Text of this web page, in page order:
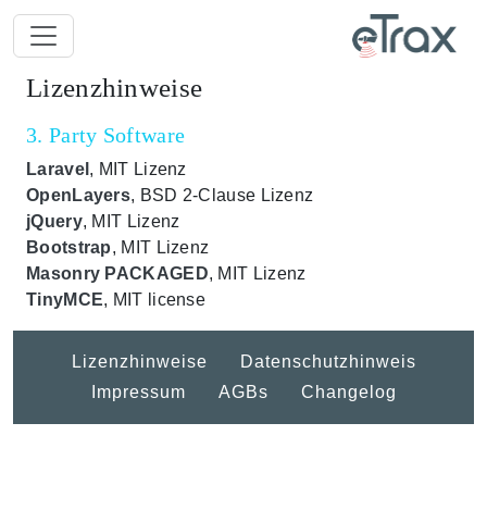
Lizenzhinweise
3. Party Software
Laravel , MIT Lizenz
OpenLayers, BSD 2-Clause Lizenz
jQuery, MIT Lizenz
Bootstrap, MIT Lizenz
Masonry PACKAGED, MIT Lizenz
TinyMCE, MIT license
Lizenzhinweise
Datenschutzhinweis
Impressum
AGBs Changelog